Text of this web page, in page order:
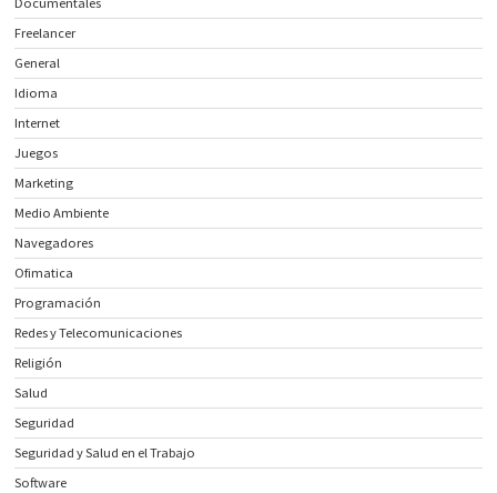
Freelancer
General
Idioma
Internet
Juegos
Marketing
Medio Ambiente
Navegadores
Ofimatica
Programación
Redes y Telecomunicaciones
Religión
Salud
Seguridad
Seguridad y Salud en el Trabajo
Software